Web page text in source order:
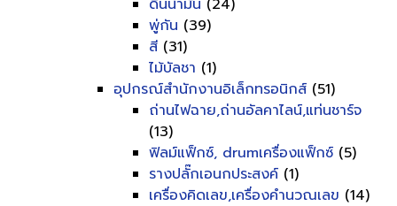
ดินน้ำมัน (24)
พู่กัน (39)
สี (31)
ไม้บัลชา (1)
อุปกรณ์สำนักงานอิเล็กทรอนิกส์ (51)
ถ่านไฟฉาย,ถ่านอัลคาไลน์,แท่นชาร์จ
(13)
ฟิลม์แฟ็กซ์, drumเครื่องแฟ็กซ์ (5)
รางปลั๊กเอนกประสงค์ (1)
เครื่องคิดเลข,เครื่องคำนวณเลข (14)